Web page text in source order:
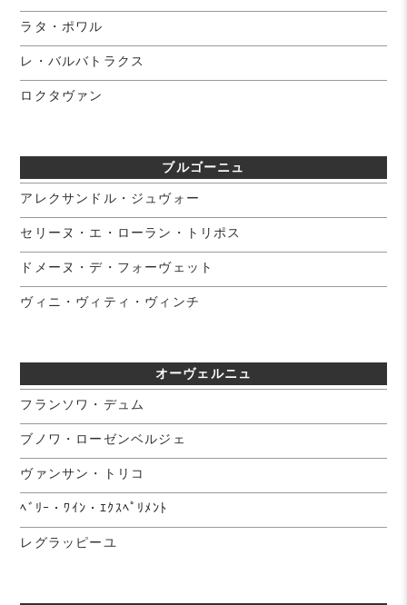
ラタ・ポワル
レ・バルバトラクス
ロクタヴァン
ブルゴーニュ
アレクサンドル・ジュヴォー
セリーヌ・エ・ローラン・トリポス
ドメーヌ・デ・フォーヴェット
ヴィニ・ヴィティ・ヴィンチ
オーヴェルニュ
フランソワ・デュム
ブノワ・ローゼンベルジェ
ヴァンサン・トリコ
ﾍﾞﾘｰ・ﾜｲﾝ・ｴｸｽﾍﾟﾘﾒﾝﾄ
レグラッピーユ